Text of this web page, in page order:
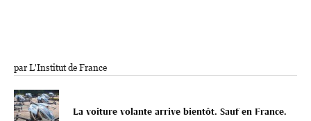
par L'Institut de France
La voiture volante arrive bientôt. Sauf en France.